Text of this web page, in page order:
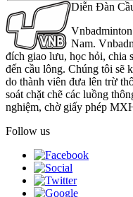
Diễn Đàn
Nam.
đích giao lưu, học hỏi, chia
đến cầu lông. Chúng tôi sẽ
do thành viên đưa lên trừ
soát chặt chẽ các luồng
nghiệm, chờ giấy phép
Follow us